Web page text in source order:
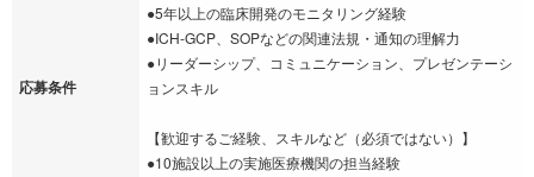
応募条件
●5年以上の臨床開発のモニタリング経験
●ICH-GCP、SOPなどの関連法規・通知の理解力
●リーダーシップ、コミュニケーション、プレゼンテーシ
ョンスキル
【歓迎するご経験、スキルなど（必須ではない）】
●10施設以上の実施医療機関の担当経験